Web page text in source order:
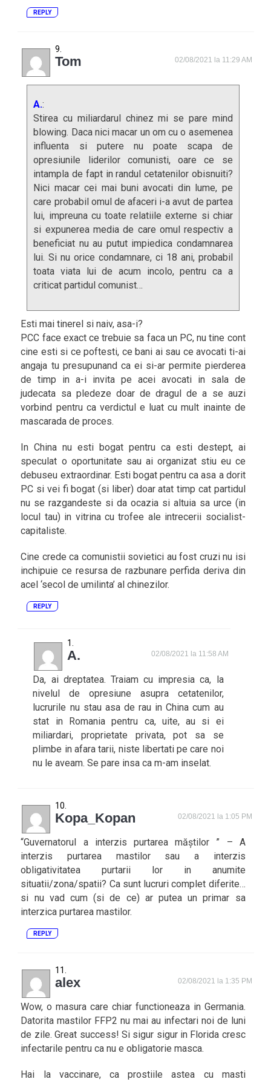
REPLY
Tom 02/08/2021 la 11:29 AM
A.:
Stirea cu miliardarul chinez mi se pare mind
blowing. Daca nici macar un om cu o asemenea
influenta si putere nu poate scapa de
opresiunile liderilor comunisti, oare ce se
intampla de fapt in randul cetatenilor obisnuiti?
Nici macar cei mai buni avocati din lume, pe
care probabil omul de afaceri i-a avut de partea
lui, impreuna cu toate relatiile externe si chiar
si expunerea media de care omul respectiv a
beneficiat nu au putut impiedica condamnarea
lui. Si nu orice condamnare, ci 18 ani, probabil
toata viata lui de acum incolo, pentru ca a
criticat partidul comunist…
Esti mai tinerel si naiv, asa-i?
PCC face exact ce trebuie sa faca un PC, nu tine cont
cine esti si ce poftesti, ce bani ai sau ce avocati ti-ai
angaja tu presupunand ca ei si-ar permite pierderea
de timp in a-i invita pe acei avocati in sala de
judecata sa pledeze doar de dragul de a se auzi
vorbind pentru ca verdictul e luat cu mult inainte de
mascarada de proces.
In China nu esti bogat pentru ca esti destept, ai
speculat o oportunitate sau ai organizat stiu eu ce
debuseu extraordinar. Esti bogat pentru ca asa a dorit
PC si vei fi bogat (si liber) doar atat timp cat partidul
nu se razgandeste si da ocazia si altuia sa urce (in
locul tau) in vitrina cu trofee ale intrecerii socialist-
capitaliste.
Cine crede ca comunistii sovietici au fost cruzi nu isi
inchipuie ce resursa de razbunare perfida deriva din
acel ‘secol de umilinta’ al chinezilor.
REPLY
A. 02/08/2021 la 11:58 AM
Da, ai dreptatea. Traiam cu impresia ca, la
nivelul de opresiune asupra cetatenilor,
lucrurile nu stau asa de rau in China cum au
stat in Romania pentru ca, uite, au si ei
miliardari, proprietate privata, pot sa se
plimbe in afara tarii, niste libertati pe care noi
nu le aveam. Se pare insa ca m-am inselat.
Kopa_Kopan 02/08/2021 la 1:05 PM
“Guvernatorul a interzis purtarea măștilor ” – A
interzis purtarea mastilor sau a interzis
obligativitatea purtarii lor in anumite
situatii/zona/spatii? Ca sunt lucruri complet diferite…
si nu vad cum (si de ce) ar putea un primar sa
interzica purtarea mastilor.
REPLY
alex 02/08/2021 la 1:35 PM
Wow, o masura care chiar functioneaza in Germania.
Datorita mastilor FFP2 nu mai au infectari noi de luni
de zile. Great success! Si sigur sigur in Florida cresc
infectarile pentru ca nu e obligatorie masca.
Hai la vaccinare, ca prostiile astea cu masti